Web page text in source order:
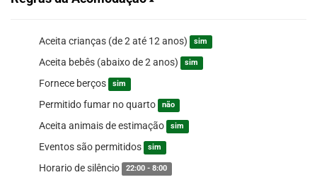
Aceita crianças (de 2 até 12 anos) sim
Aceita bebês (abaixo de 2 anos) sim
Fornece berços sim
Permitido fumar no quarto não
Aceita animais de estimação sim
Eventos são permitidos sim
Horario de silêncio 22:00 - 8:00